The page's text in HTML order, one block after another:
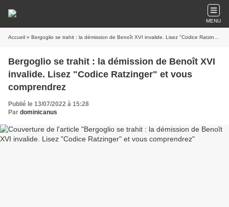
MENU
Accueil » Bergoglio se trahit : la démission de Benoît XVI invalide. Lisez "Codice Ratzinger" et vous comprendrez
Bergoglio se trahit : la démission de Benoît XVI
invalide. Lisez "Codice Ratzinger" et vous
comprendrez
Publié le 13/07/2022 à 15:28
Par dominicanus